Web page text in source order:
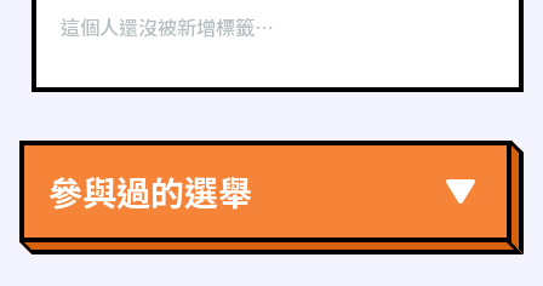
這個人還沒被新增標籤⋯
參與過的選舉